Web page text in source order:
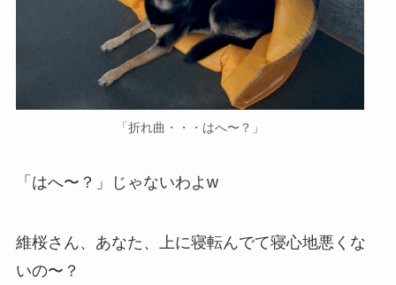
「折れ曲・・・はへ〜？」
「はへ〜？」じゃないわよw
維桜さん、あなた、上に寝転んでて寝心地悪くな
いの〜？